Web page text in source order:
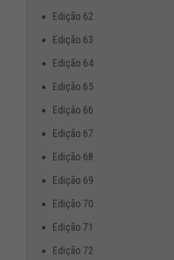
Edição 62
Edição 63
Edição 64
Edição 65
Edição 66
Edição 67
Edição 68
Edição 69
Edição 70
Edição 71
Edição 72